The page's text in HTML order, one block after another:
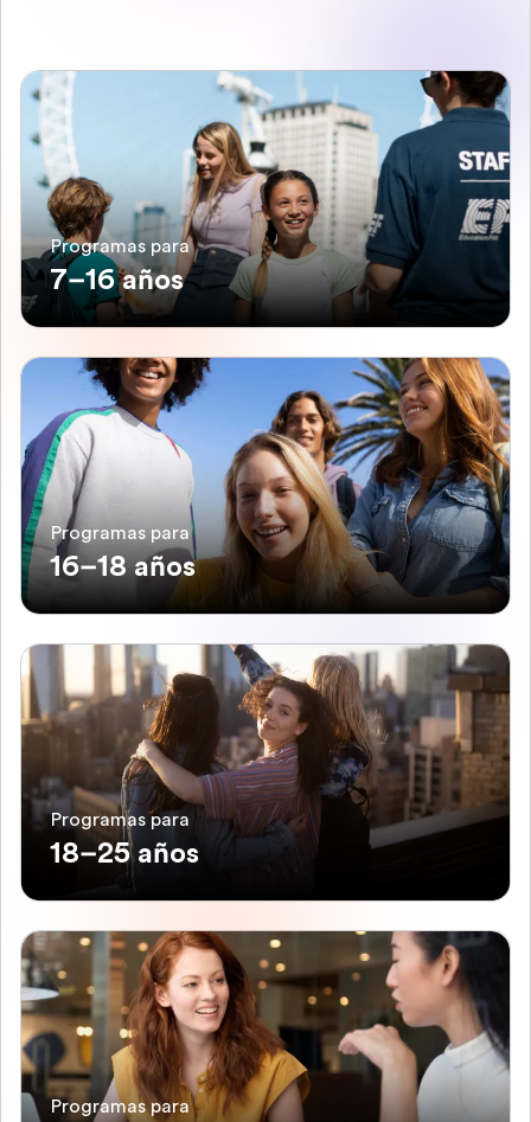
Programas para
7–16 años
Programas para
16–18 años
Programas para
18–25 años
Programas para